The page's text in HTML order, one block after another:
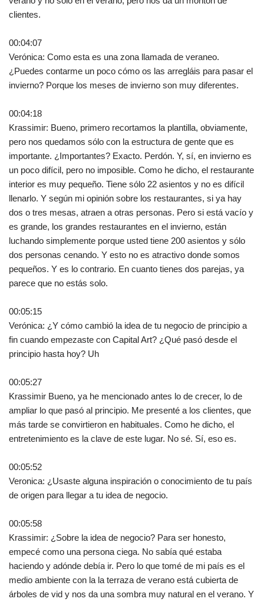
clientes.
00:04:07
Verónica: Como esta es una zona llamada de veraneo.
¿Puedes contarme un poco cómo os las arregláis para pasar el
invierno? Porque los meses de invierno son muy diferentes.
00:04:18
Krassimir: Bueno, primero recortamos la plantilla, obviamente,
pero nos quedamos sólo con la estructura de gente que es
importante. ¿Importantes? Exacto. Perdón. Y, sí, en invierno es
un poco difícil, pero no imposible. Como he dicho, el restaurante
interior es muy pequeño. Tiene sólo 22 asientos y no es difícil
llenarlo. Y según mi opinión sobre los restaurantes, si ya hay
dos o tres mesas, atraen a otras personas. Pero si está vacío y
es grande, los grandes restaurantes en el invierno, están
luchando simplemente porque usted tiene 200 asientos y sólo
dos personas cenando. Y esto no es atractivo donde somos
pequeños. Y es lo contrario. En cuanto tienes dos parejas, ya
parece que no estás solo.
00:05:15
Verónica: ¿Y cómo cambió la idea de tu negocio de principio a
fin cuando empezaste con Capital Art? ¿Qué pasó desde el
principio hasta hoy? Uh
00:05:27
Krassimir Bueno, ya he mencionado antes lo de crecer, lo de
ampliar lo que pasó al principio. Me presenté a los clientes, que
más tarde se convirtieron en habituales. Como he dicho, el
entretenimiento es la clave de este lugar. No sé. Sí, eso es.
00:05:52
Veronica: ¿Usaste alguna inspiración o conocimiento de tu país
de origen para llegar a tu idea de negocio.
00:05:58
Krassimir: ¿Sobre la idea de negocio? Para ser honesto,
empecé como una persona ciega. No sabía qué estaba
haciendo y adónde debía ir. Pero lo que tomé de mi país es el
medio ambiente con la la terraza de verano está cubierta de
árboles de vid y nos da una sombra muy natural en el verano. Y